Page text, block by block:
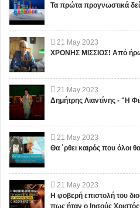
Τα πρώτα προγνωστικά
21 May 2023
ΧΡΟΝΗΣ ΜΙΣΣΙΟΣ! Από
21 May 2023
Δημήτρης Λιαντίνης - "Η
21 May 2023
Θα ΄ρθει καιρός που όλοι
21 May 2023
Η φοβερή επιστολή του